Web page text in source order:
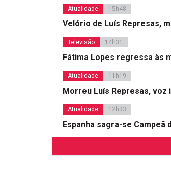
Atualidade 15h48
Velório de Luís Represas,
Televisão 14h31
Fátima Lopes regressa às
Atualidade 11h19
Morreu Luís Represas,
Atualidade 12h33
Espanha sagra-se